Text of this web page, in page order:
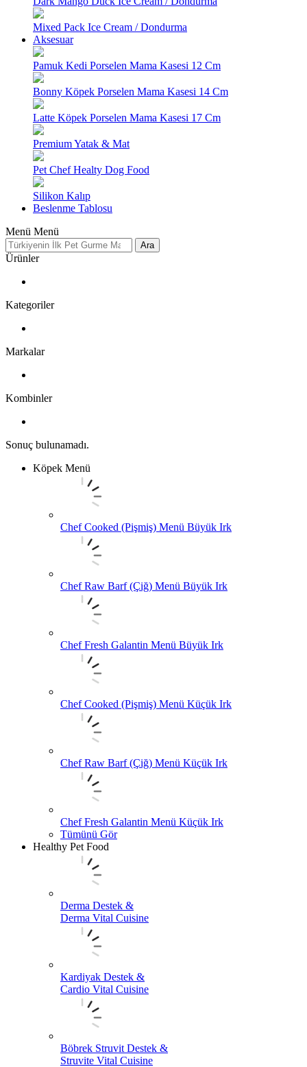
Mixed Pack Ice Cream / Dondurma
Aksesuar
Pamuk Kedi Porselen Mama Kasesi 12 Cm
Bonny Köpek Porselen Mama Kasesi 14 Cm
Latte Köpek Porselen Mama Kasesi 17 Cm
Premium Yatak & Mat
Pet Chef Healty Dog Food
Silikon Kalıp
Beslenme Tablosu
Menü Menü
Ara
Ürünler
Kategoriler
Markalar
Kombinler
Sonuç bulunamadı.
Köpek Menü
Chef Cooked (Pişmiş) Menü Büyük Irk
Chef Raw Barf (Çiğ) Menü Büyük Irk
Chef Fresh Galantin Menü Büyük Irk
Chef Cooked (Pişmiş) Menü Küçük Irk
Chef Raw Barf (Çiğ) Menü Küçük Irk
Chef Fresh Galantin Menü Küçük Irk
Tümünü Gör
Healthy Pet Food
Derma Destek &
Derma Vital Cuisine
Kardiyak Destek &
Cardio Vital Cuisine
Böbrek Struvit Destek &
Struvite Vital Cuisine